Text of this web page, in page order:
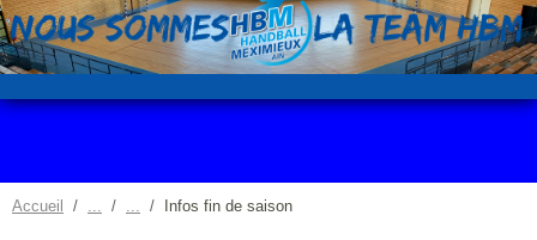
Accueil Infos fin de saison